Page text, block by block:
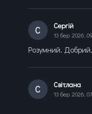
С Сергій
13 бер. 2026,
Розумний.
С Світлана
13 бер. 2026,